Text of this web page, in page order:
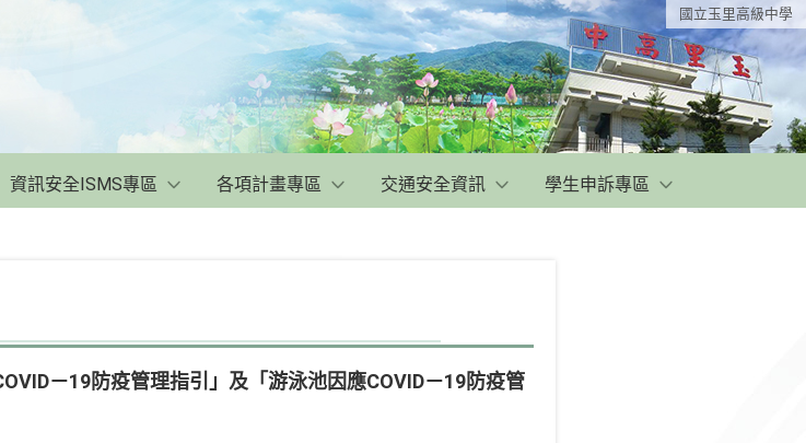
國立玉里高級中學
資訊安全ISMS專區 各項計畫專區 交通安全資訊 學生申訴專區
－19防疫管理指引」及「游泳池因應COVID－19防疫管